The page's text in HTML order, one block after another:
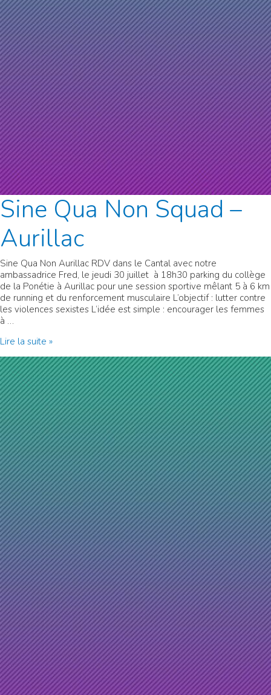
Sine Qua Non Squad –
Aurillac
Sine Qua Non Aurillac RDV dans le Cantal avec notre
ambassadrice Fred, le jeudi 30 juillet à 18h30 parking du collège
de la Ponétie à Aurillac pour une session sportive mêlant 5 à 6 km
de running et du renforcement musculaire L’objectif : lutter contre
les violences sexistes L’idée est simple : encourager les femmes
à …
Sine
Non
Squad
–
Aurillac
Lire la suite »